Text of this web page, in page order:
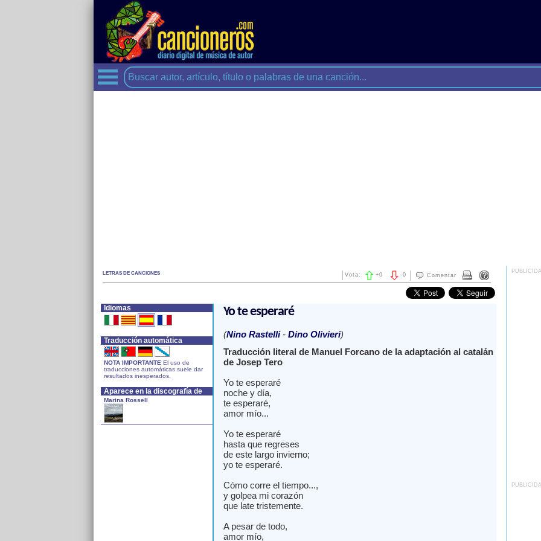
LETRAS DE CANCIONES Comentar
-0
Vota: +0
Idiomas
Traducción automática
NOTA IMPORTANTE El uso de
traducciones automáticas suele dar
resultados inesperados.
Aparece en la discografía de
Marina Rossell
Yo te esperaré
(Nino Rastelli- Dino Olivieri)
Traducción literal de Manuel Forcano de la adaptación al catalán
de Josep Tero
Yo te esperaré
noche y día,
te esperaré,
amor mío...
Yo te esperaré
hasta que regreses
de este largo invierno;
yo te esperaré.
Cómo corre el tiempo...,
y golpea mi corazón
que late tristemente.
A pesar de todo,
amor mío,